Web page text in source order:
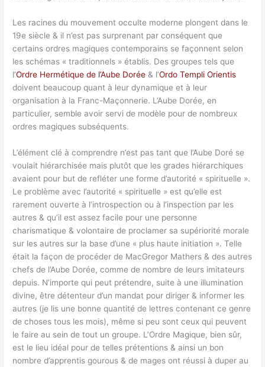
Les racines du mouvement occulte moderne plongent dans le
19e siècle & il n’est pas surprenant par conséquent que
certains ordres magiques contemporains se façonnent selon
les schémas « traditionnels » établis. Des groupes tels que
l’Ordre Hermétique de l’Aube Dorée & l’Ordo Templi Orientis
doivent beaucoup quant à leur dynamique et à leur
organisation à la Franc-Maçonnerie. L’Aube Dorée, en
particulier, semble avoir servi de modèle pour de nombreux
ordres magiques subséquents.
L’élément clé à comprendre n’est pas tant que l’Aube Doré se
voulait hiérarchisée mais plutôt que les grades hiérarchiques
avaient pour but de refléter une forme d’autorité « spirituelle ».
Le problème avec l’autorité « spirituelle » est qu’elle est
rarement ouverte à l’introspection ou à l’inspection par les
autres & qu’il est assez facile pour une personne
charismatique & volontaire de proclamer sa supériorité morale
sur les autres sur la base d’une « plus haute initiation ». Telle
était la façon de procéder de MacGregor Mathers & des autres
chefs de l’Aube Dorée, comme de nombre de leurs imitateurs
depuis. N’importe qui peut prétendre, suite à une illumination
divine, être détenteur d’un mandat pour diriger & informer les
autres (je lis une bonne quantité de lettres contenant ce genre
de choses tous les mois), même si peu sont ceux qui peuvent
le faire au sein de tout un groupe. L’Ordre Magique, bien sûr,
est le lieu idéal pour de telles prétentions & ainsi un bon
nombre d’apprentis gourous & de mages ont réussi à duper au